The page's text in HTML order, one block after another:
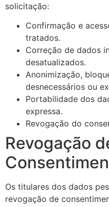
solicitação:
Confirmação e
tratados.
Correção de dados
desatualizados.
Anonimização,
desnecessários ou
Portabilidade dos
expressa.
Revogação do
Revogação
Os titulares dos dados
revogação de